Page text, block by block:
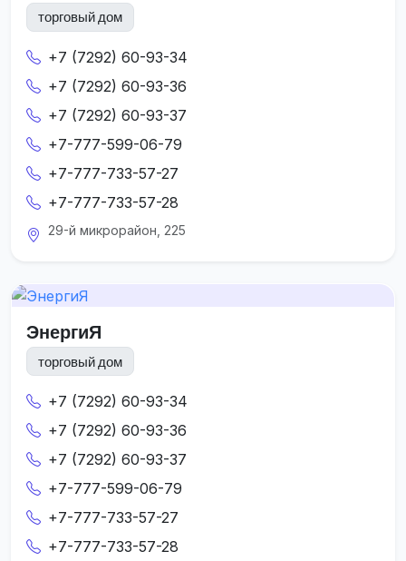
торговый дом
+7 (7292) 60-93-34
+7 (7292) 60-93-36
+7 (7292) 60-93-37
+7-777-599-06-79
+7-777-733-57-27
+7-777-733-57-28
29-й микрорайон, 225
ЭнергиЯ
торговый дом
+7 (7292) 60-93-34
+7 (7292) 60-93-36
+7 (7292) 60-93-37
+7-777-599-06-79
+7-777-733-57-27
+7-777-733-57-28